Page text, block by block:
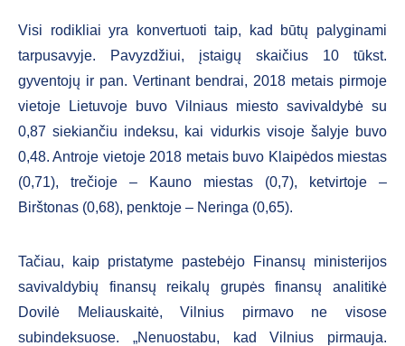
Visi rodikliai yra konvertuoti taip, kad būtų palyginami
tarpusavyje. Pavyzdžiui, įstaigų skaičius 10 tūkst.
gyventojų ir pan. Vertinant bendrai, 2018 metais pirmoje
vietoje Lietuvoje buvo Vilniaus miesto savivaldybė su
0,87 siekiančiu indeksu, kai vidurkis visoje šalyje buvo
0,48. Antroje vietoje 2018 metais buvo Klaipėdos miestas
(0,71), trečioje – Kauno miestas (0,7), ketvirtoje –
Birštonas (0,68), penktoje – Neringa (0,65).
Tačiau, kaip pristatyme pastebėjo Finansų ministerijos
savivaldybių finansų reikalų grupės finansų analitikė
Dovilė Meliauskaitė, Vilnius pirmavo ne visose
subindeksuose. „Nenuostabu, kad Vilnius pirmauja.